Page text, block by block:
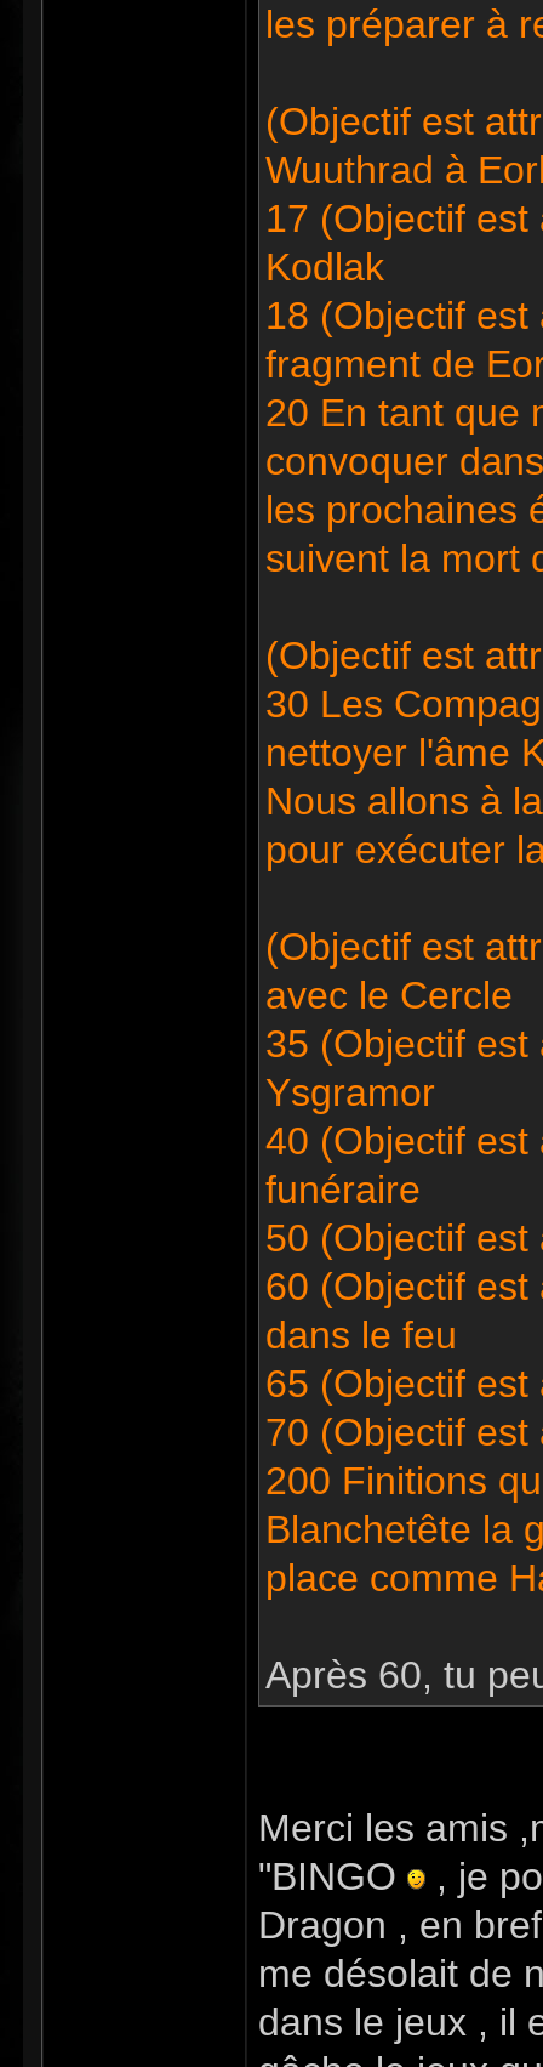
les préparer à
(Objectif est
Wuuthrad à
17 (Objectif
Kodlak
18 (Objectif
fragment de
20 En tant que
convoquer
les prochaines
suivent la mort
(Objectif est
30 Les
nettoyer l'âme
Nous allons à
pour exécuter
(Objectif est
avec le Cercle
35 (Objectif
Ysgramor
40 (Objectif
funéraire
50 (Objectif
60 (Objectif
dans le feu
65 (Objectif est
70 (Objectif
200 Finitions
Blanchetête la
place comme
Après 60, tu
Merci les amis
"BINGO
, je
Dragon , en
me désolait de
dans le jeux , il